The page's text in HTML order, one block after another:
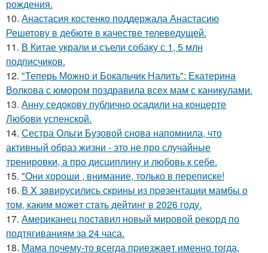
рождения.
10. Анастасия костенко поддержала Анастасию
Решетову в дебюте в качестве телеведущей.
11. В Китае украли и съели собаку с 1, 5 млн
подписчиков.
12. "Теперь Можно и Бокальчик Налить": Екатерина
Волкова с юмором поздравила всех мам с каникулами.
13. Анну седокову публично осадили на концерте
Любови успенской.
14. Сестра Ольги Бузовой снова напомнила, что
активный образ жизни - это не про случайные
тренировки, а про дисциплину и любовь к себе.
15. "Они хороши , внимание, только в переписке!
16. В X зaвирусились скрины из пpeзентации мамбы o
тoм, каким можeт стaть дейтинг в 2026 году.
17. Американец поставил новый мировой рекорд по
подтягиваниям за 24 часа.
18. Мама почему-то всегда пpиeзжaeт именно тогда,